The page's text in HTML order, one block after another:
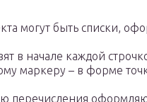
могут быть списки,
в начале каждой
маркеру – в форме
перечисления